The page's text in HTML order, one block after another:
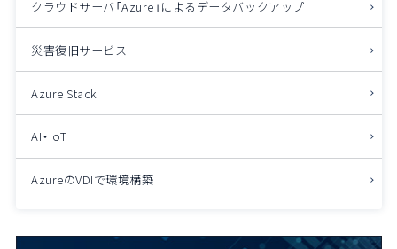
クラウドサーバ「Azure」によるデータバックアップ
災害復旧サービス
Azure Stack
AI・IoT
AzureのVDIで環境構築